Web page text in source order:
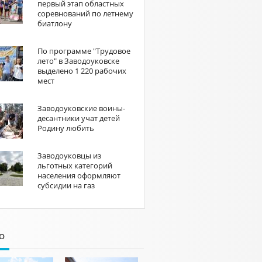
первый этап областных
соревнований по летнему
биатлону
По программе "Трудовое
лето" в Заводоуковске
выделено 1 220 рабочих
мест
Заводоуковские воины-
десантники учат детей
Родину любить
Заводоуковцы из
льготных категорий
населения оформляют
субсидии на газ